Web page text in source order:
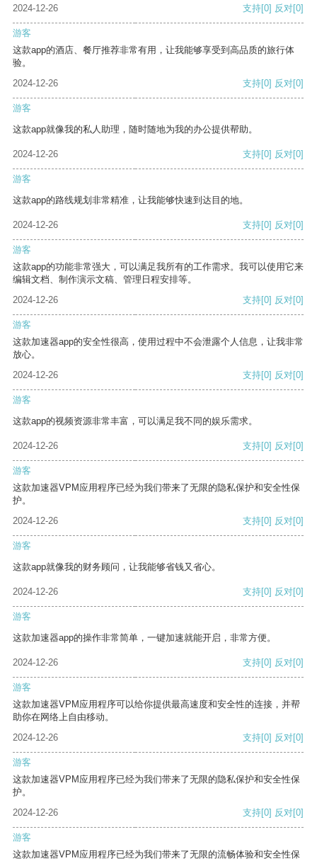
2024-12-26
支持[0] 反对[0]
游客
这款app的酒店、餐厅推荐非常有用，让我能够享受到高品质的旅行体
验。
2024-12-26
支持[0] 反对[0]
游客
这款app就像我的私人助理，随时随地为我的办公提供帮助。
2024-12-26 支持[0] 反对[0]
游客
这款app的路线规划非常精准，让我能够快速到达目的地。
2024-12-26 支持[0] 反对[0]
游客
这款app的功能非常强大，可以满足我所有的工作需求。我可以使用它来
编辑文档、制作演示文稿、管理日程安排等。
2024-12-26
支持[0] 反对[0]
游客
这款加速器app的安全性很高，使用过程中不会泄露个人信息，让我非常
放心。
2024-12-26
支持[0] 反对[0]
游客
这款app的视频资源非常丰富，可以满足我不同的娱乐需求。
2024-12-26 支持[0] 反对[0]
游客
这款加速器VPM应用程序已经为我们带来了无限的隐私保护和安全性保
护。
2024-12-26
支持[0] 反对[0]
游客
这款app就像我的财务顾问，让我能够省钱又省心。
2024-12-26 支持[0] 反对[0]
游客
这款加速器app的操作非常简单，一键加速就能开启，非常方便。
2024-12-26 支持[0] 反对[0]
游客
这款加速器VPM应用程序可以给你提供最高速度和安全性的连接，并帮
助你在网络上自由移动。
2024-12-26
支持[0] 反对[0]
游客
这款加速器VPM应用程序已经为我们带来了无限的隐私保护和安全性保
护。
2024-12-26
支持[0] 反对[0]
游客
这款加速器VPM应用程序已经为我们带来了无限的流畅体验和安全性保